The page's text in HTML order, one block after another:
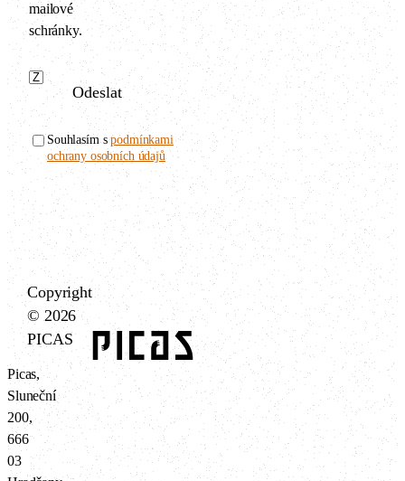
mailové
schránky.
Odeslat
Souhlasím spodmínkami
ochrany osobních údajů
Picas,
Sluneční
200,
666
03
Copyright
© 2026
PICAS